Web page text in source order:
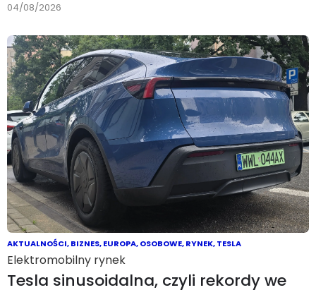
04/08/2026
AKTUALNOŚCI,BIZNES,EUROPA,OSOBOWE,RYNEK,TESLA
Elektromobilny rynek
Tesla sinusoidalna, czyli rekordy we